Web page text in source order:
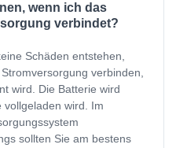
wenn ich das
verbindet?
Schäden entstehen,
verbinden,
wird. Die Batterie wird
vollgeladen wird. Im
sollten Sie am bestens